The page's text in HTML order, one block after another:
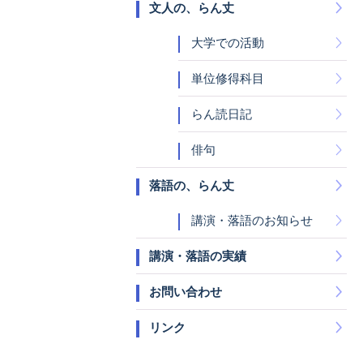
文人の、らん丈
大学での活動
単位修得科目
らん読日記
俳句
落語の、らん丈
講演・落語のお知らせ
講演・落語の実績
お問い合わせ
リンク